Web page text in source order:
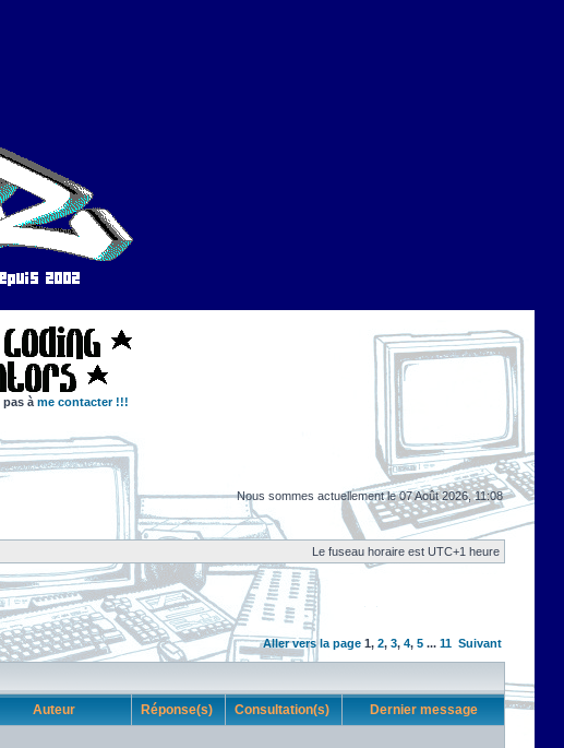
à me contacter !!!
Nous sommes actuellement le 07 Août 2026, 11:08
Le fuseau horaire est UTC+1 heure
Aller vers la page 1, 2, 3, 4, 5 ... 11 Suivant
Auteur Réponse(s) Consultation(s) Dernier message